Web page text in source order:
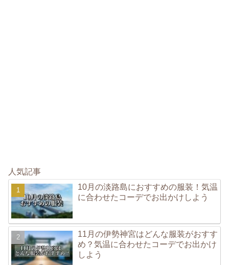
人気記事
10月の淡路島におすすめの服装！気温
に合わせたコーデでお出かけしよう
11月の伊勢神宮はどんな服装がおすす
め？気温に合わせたコーデでお出かけ
しよう